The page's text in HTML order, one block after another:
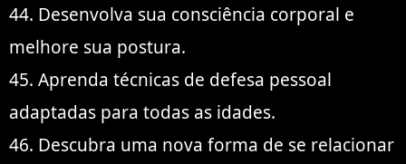
44. Desenvolva sua consciência corporal e
melhore sua postura.
45. Aprenda técnicas de defesa pessoal
adaptadas para todas as idades.
46. Descubra uma nova forma de se relacionar